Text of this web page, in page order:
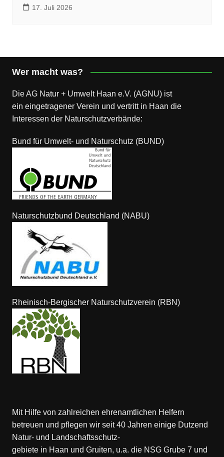
17. Juli 2026
Wer macht was?
Die AG Natur + Umwelt Haan e.V. (AGNU) ist
ein eingetragener Verein und vertritt in Haan die
Interessen der Naturschutzverbände:
Bund für Umwelt- und Naturschutz (BUND)
Naturschutzbund Deutschland (NABU)
Rheinisch-Bergischer Naturschutzverein (RBN)
Mit Hilfe von zahlreichen ehrenamtlichen Helfern
betreuen und pflegen wir seit 40 Jahren einige Dutzend
Natur- und Landschaftsschutz-
gebiete in Haan und Gruiten, u.a. die NSG Grube 7 und